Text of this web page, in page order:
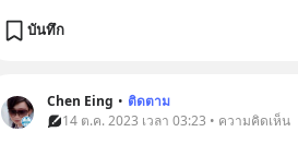
บันทึก
Chen Eing • ติดตาม
14 ต.ค. 2023 เวลา 03:23 • ความคิดเห็น